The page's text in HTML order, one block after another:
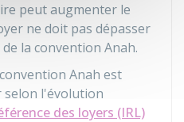
peut augmenter le
ne doit pas dépasser
la convention Anah.
Anah est
selon l'évolution
des loyers (IRL)